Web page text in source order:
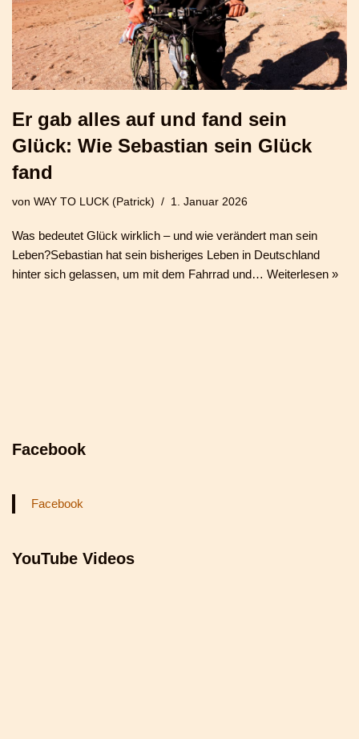
Er gab alles auf und fand sein
Glück: Wie Sebastian sein Glück
fand
von WAY TO LUCK (Patrick) 1. Januar 2026
Was bedeutet Glück wirklich – und wie verändert man sein
Leben?Sebastian hat sein bisheriges Leben in Deutschland
hinter sich gelassen, um mit dem Fahrrad und… Weiterlesen »
Facebook
Facebook
YouTube Videos